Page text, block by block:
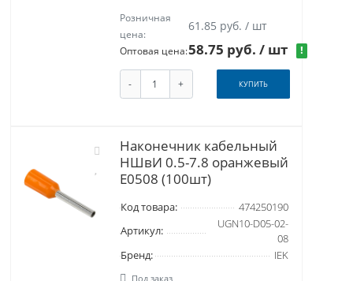
Розничная
цена:
61.85 руб. / шт
Оптовая цена:58.75 руб./ шт !
- + КУПИТЬ
Наконечник кабельный
НШвИ 0.5-7.8 оранжевый
Е0508 (100шт)
Код товара:
474250190
Артикул:
UGN10-D05-02-
08
Бренд:
IEK
Под заказ